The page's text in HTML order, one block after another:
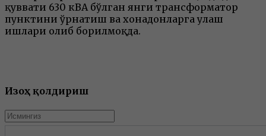
қуввати 630 кВА бўлган янги трансформатор
пунктини ўрнатиш ва хонадонларга улаш
ишлари олиб борилмоқда.
Изоҳ қолдириш